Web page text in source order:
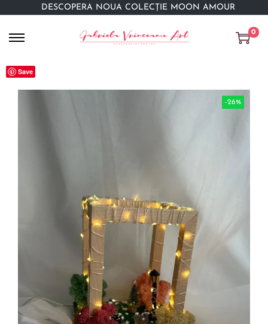
DESCOPERĂ NOUA COLECȚIE MOON AMOUR
0
Save
-26%